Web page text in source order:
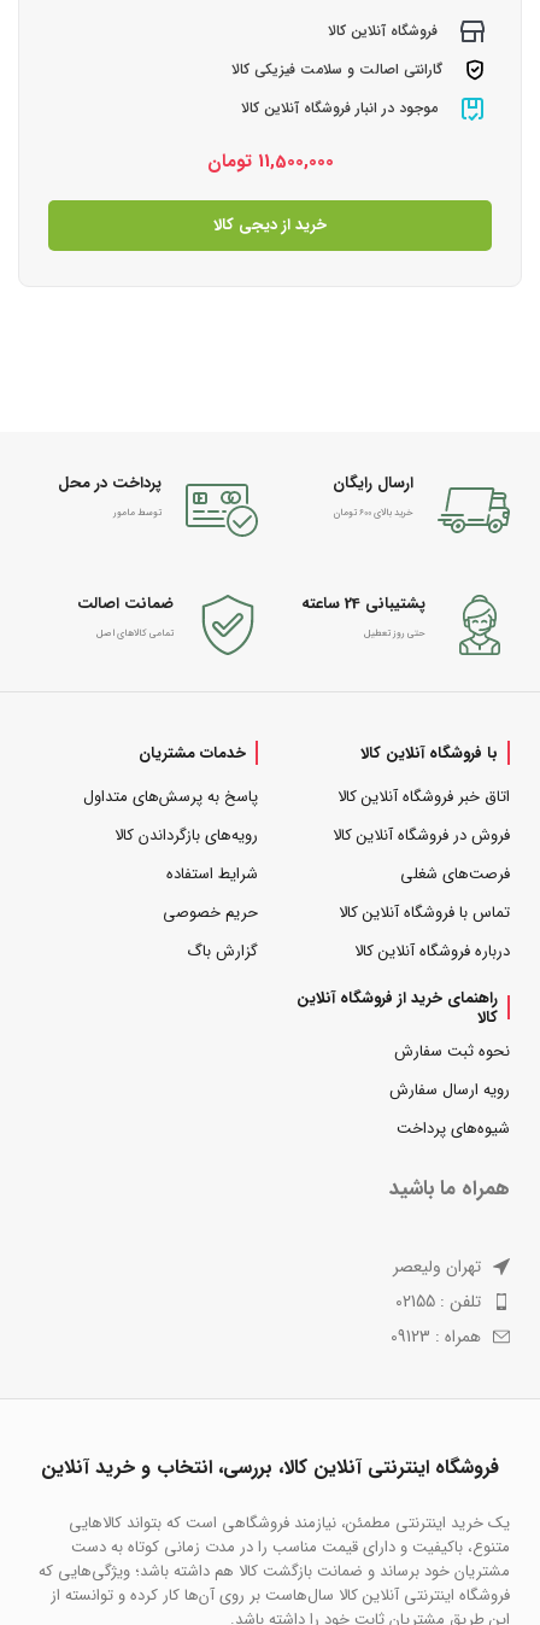
فروشگاه آنلاین کالا
گارانتی اصالت و سلامت فیزیکی کالا
موجود در انبار فروشگاه آنلاین کالا
11,500,000 تومان
خرید از دیجی کالا
ارسال رایگان
خرید بالای 600 تومان
پرداخت در محل
توسط مامور
پشتیبانی 24 ساعته
حتی روز تعطیل
ضمانت اصالت
تمامی کالاهای اصل
با فروشگاه آنلاین کالا
اتاق خبر فروشگاه آنلاین کالا
فروش در فروشگاه آنلاین کالا
فرصت‌های شغلی
تماس با فروشگاه آنلاین کالا
درباره فروشگاه آنلاین کالا
خدمات مشتریان
پاسخ به پرسش‌های متداول
رویه‌های بازگرداندن کالا
شرایط استفاده
حریم خصوصی
گزارش باگ
راهنمای خرید از فروشگاه آنلاین
کالا
نحوه ثبت سفارش
رویه ارسال سفارش
شیوه‌های پرداخت
همراه ما باشید
تهران ولیعصر
تلفن : 02155
همراه : 09123
فروشگاه اینترنتی آنلاین کالا، بررسی، انتخاب و خرید آنلاین
یک خرید اینترنتی مطمئن، نیازمند فروشگاهی است که بتواند کالاهایی
متنوع، باکیفیت و دارای قیمت مناسب را در مدت زمانی کوتاه به دست
مشتریان خود برساند و ضمانت بازگشت کالا هم داشته باشد؛ ویژگی‌هایی که
فروشگاه اینترنتی آنلاین کالا سال‌هاست بر روی آن‌ها کار کرده و توانسته از
این طریق مشتریان ثابت خود را داشته باشد.